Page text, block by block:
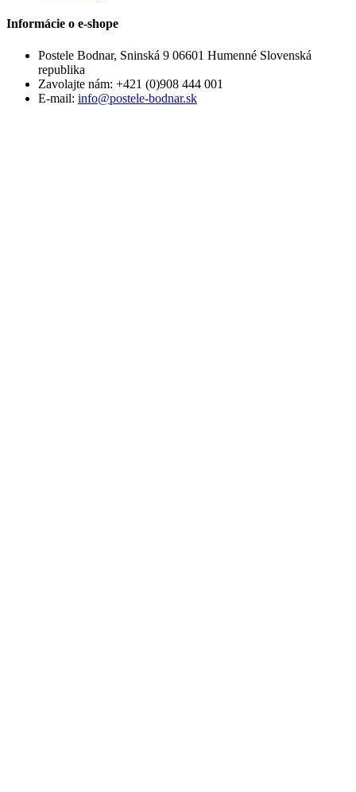
Informácie o e-shope
Postele Bodnar, Sninská 9 06601 Humenné Slovenská
republika
Zavolajte nám: +421 (0)908 444 001
E-mail: info@postele-bodnar.sk